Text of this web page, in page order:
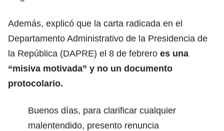
Además, explicó que la carta radicada en el
Departamento Administrativo de la Presidencia de
la República (DAPRE) el 8 de febrero es una
“misiva motivada” y no un documento
protocolario.
Buenos días, para clarificar cualquier
malentendido, presento renuncia